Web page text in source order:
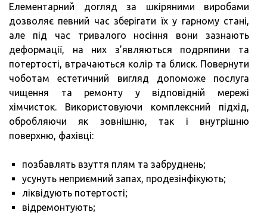
Елементарний догляд за шкіряними виробами
дозволяє певний час зберігати їх у гарному стані,
але під час тривалого носіння вони зазнають
деформації, на них з’являються подряпини та
потертості, втрачаються колір та блиск. Повернути
чоботам естетичний вигляд допоможе послуга
чищення та ремонту у відповідній мережі
хімчисток. Використовуючи комплексний підхід,
обробляючи як зовнішню, так і внутрішню
поверхню, фахівці:
позбавлять взуття плям та забруднень;
усунуть неприємний запах, продезінфікують;
ліквідують потертості;
відремонтують;